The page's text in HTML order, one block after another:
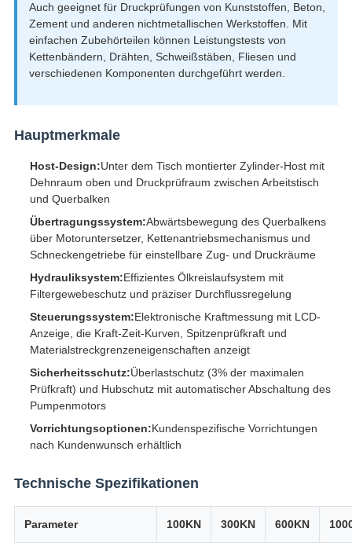
Auch geeignet für Druckprüfungen von Kunststoffen, Beton,
Zement und anderen nichtmetallischen Werkstoffen. Mit
einfachen Zubehörteilen können Leistungstests von
Kettenbändern, Drähten, Schweißstäben, Fliesen und
verschiedenen Komponenten durchgeführt werden.
Hauptmerkmale
Host-Design:Unter dem Tisch montierter Zylinder-Host mit
Dehnraum oben und Druckprüfraum zwischen Arbeitstisch
und Querbalken
Übertragungssystem:Abwärtsbewegung des Querbalkens
über Motoruntersetzer, Kettenantriebsmechanismus und
Schneckengetriebe für einstellbare Zug- und Druckräume
Hydrauliksystem:Effizientes Ölkreislaufsystem mit
Filtergewebeschutz und präziser Durchflussregelung
Steuerungssystem:Elektronische Kraftmessung mit LCD-
Anzeige, die Kraft-Zeit-Kurven, Spitzenprüfkraft und
Materialstreckgrenzeneigenschaften anzeigt
Sicherheitsschutz:Überlastschutz (3% der maximalen
Prüfkraft) und Hubschutz mit automatischer Abschaltung des
Pumpenmotors
Vorrichtungsoptionen:Kundenspezifische Vorrichtungen
nach Kundenwunsch erhältlich
Technische Spezifikationen
Parameter 100KN 300KN 600KN